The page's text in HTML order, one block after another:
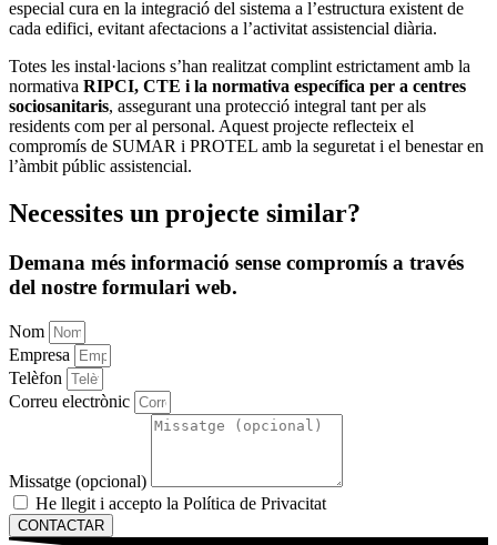
especial cura en la integració del sistema a l’estructura existent de
cada edifici, evitant afectacions a l’activitat assistencial diària.
Totes les instal·lacions s’han realitzat complint estrictament amb la
normativa RIPCI, CTE i la normativa específica per a centres
sociosanitaris, assegurant una protecció integral tant per als
residents com per al personal. Aquest projecte reflecteix el
compromís de SUMAR i PROTEL amb la seguretat i el benestar en
l’àmbit públic assistencial.
Necessites un projecte similar?
Demana més informació sense compromís a través
del nostre formulari web.
Nom
Empresa
Telèfon
Correu electrònic
Missatge (opcional)
He llegit i accepto la Política de Privacitat
CONTACTAR